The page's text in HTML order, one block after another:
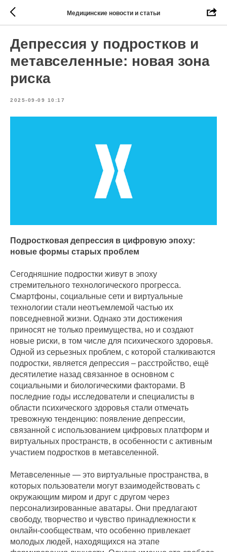
Медицинские новости и статьи
Депрессия у подростков и
метавселенные: новая зона
риска
2025-09-09 10:17
Подростковая депрессия в цифровую эпоху:
новые формы старых проблем
Сегодняшние подростки живут в эпоху
стремительного технологического прогресса.
Смартфоны, социальные сети и виртуальные
технологии стали неотъемлемой частью их
повседневной жизни. Однако эти достижения
приносят не только преимущества, но и создают
новые риски, в том числе для психического здоровья.
Одной из серьезных проблем, с которой сталкиваются
подростки, является депрессия – расстройство, ещё
десятилетие назад связанное в основном с
социальными и биологическими факторами. В
последние годы исследователи и специалисты в
области психического здоровья стали отмечать
тревожную тенденцию: появление депрессии,
связанной с использованием цифровых платформ и
виртуальных пространств, в особенности с активным
участием подростков в метавселенной.
Метавселенные — это виртуальные пространства, в
которых пользователи могут взаимодействовать с
окружающим миром и друг с другом через
персонализированные аватары. Они предлагают
свободу, творчество и чувство принадлежности к
онлайн-сообществам, что особенно привлекает
молодых людей, находящихся на этапе